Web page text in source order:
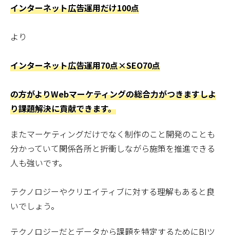
インターネット広告運用だけ100点
より
インターネット広告運用70点×SEO70点
の方がよりWebマーケティングの総合力がつきますしよ
り課題解決に貢献できます。
またマーケティングだけでなく制作のこと開発のことも
分かっていて関係各所と折衝しながら施策を推進できる
人も強いです。
テクノロジーやクリエイティブに対する理解もあると良
いでしょう。
テクノロジーだとデータから課題を特定するためにBIツ